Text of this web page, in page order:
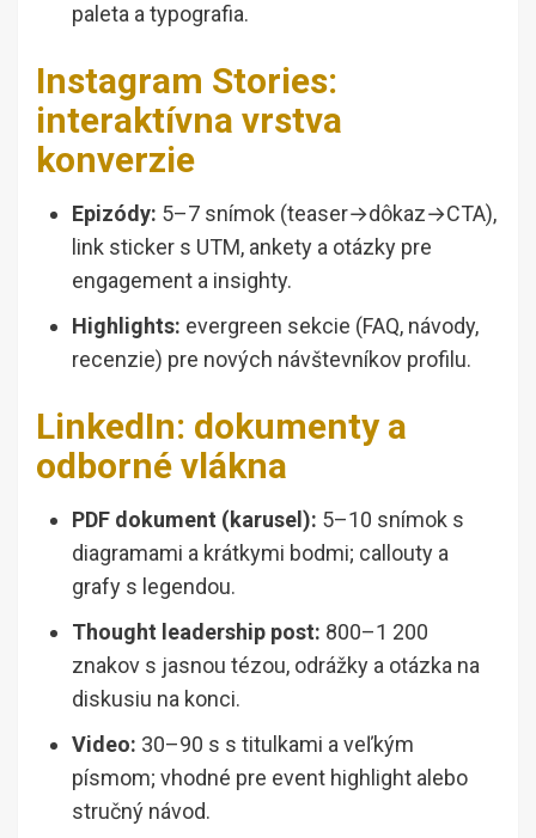
paleta a typografia.
Instagram Stories:
interaktívna vrstva
konverzie
Epizódy: 5–7 snímok (teaser→dôkaz→CTA),
link sticker s UTM, ankety a otázky pre
engagement a insighty.
Highlights: evergreen sekcie (FAQ, návody,
recenzie) pre nových návštevníkov profilu.
LinkedIn: dokumenty a
odborné vlákna
PDF dokument (karusel): 5–10 snímok s
diagramami a krátkymi bodmi; callouty a
grafy s legendou.
Thought leadership post: 800–1 200
znakov s jasnou tézou, odrážky a otázka na
diskusiu na konci.
Video: 30–90 s s titulkami a veľkým
písmom; vhodné pre event highlight alebo
stručný návod.